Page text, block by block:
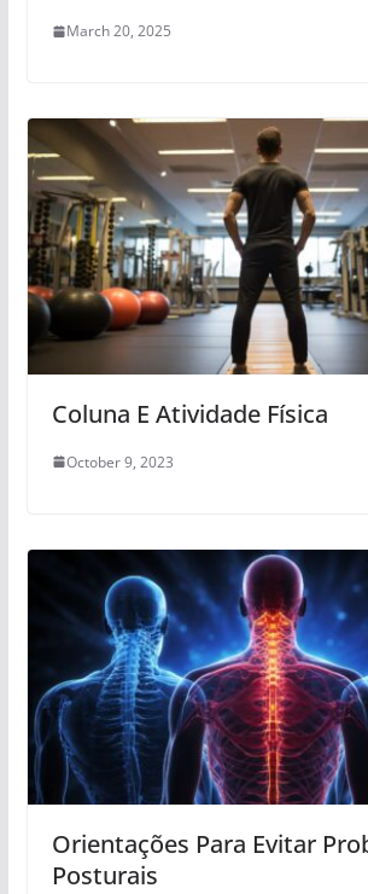
March 20, 2025
Coluna E Atividade Física
October 9, 2023
Orientações Para Evitar
Posturais